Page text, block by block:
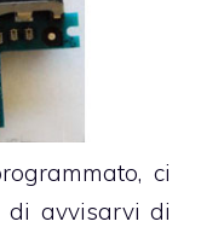
, ci
di avvisarvi di